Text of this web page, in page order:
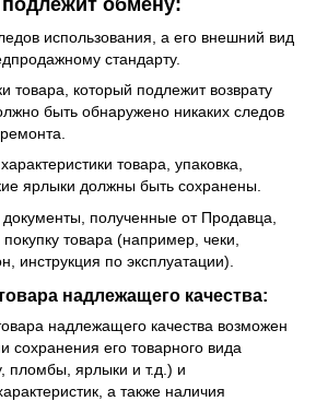
обмену:
использования, а его внешний вид
стандарту.
товара, который подлежит возврату
быть обнаружено никаких следов
товара, упаковка,
ярлыки должны быть сохранены.
документы, полученные от Продавца,
товара (например, чеки,
инструкция по эксплуатации).
надлежащего качества:
надлежащего качества возможен
сохранения его товарного вида
пломбы, ярлыки и т.д.) и
а также наличия